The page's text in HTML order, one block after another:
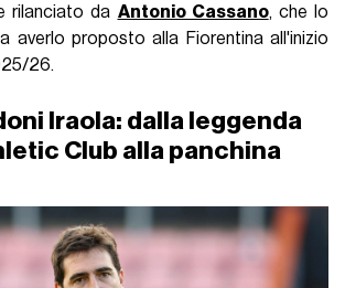
rilanciato da Antonio Cassano, che lo
averlo proposto alla Fiorentina all'inizio
26.
Iraola: dalla leggenda
Club alla panchina